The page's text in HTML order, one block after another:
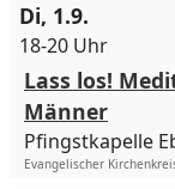
Di, 1.9.
18-20 Uhr
Lass los!
Männer
Pfingstkapelle
Evangelischer